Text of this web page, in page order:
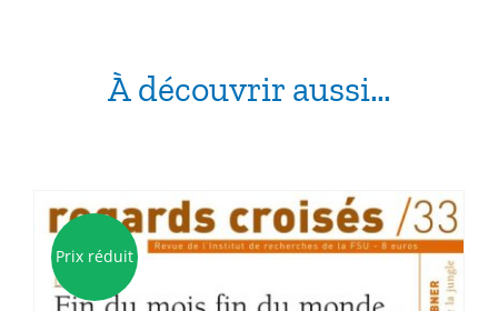
À découvrir aussi…
Prix réduit